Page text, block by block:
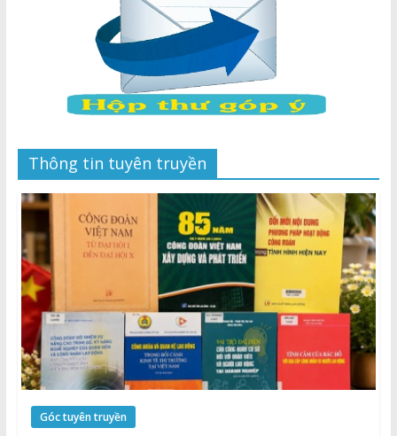
Thông tin tuyên truyền
Góc tuyên truyền